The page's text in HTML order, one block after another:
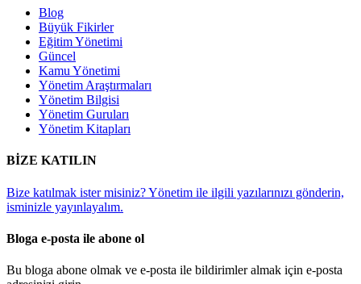
Blog
Büyük Fikirler
Eğitim Yönetimi
Güncel
Kamu Yönetimi
Yönetim Araştırmaları
Yönetim Bilgisi
Yönetim Guruları
Yönetim Kitapları
BİZE KATILIN
Bize katılmak ister misiniz? Yönetim ile ilgili yazılarınızı gönderin,
isminizle yayınlayalım.
Bloga e-posta ile abone ol
Bu bloga abone olmak ve e-posta ile bildirimler almak için e-posta